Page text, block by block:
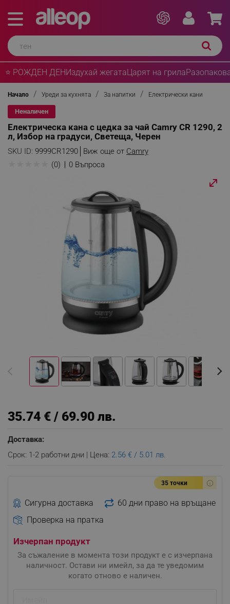
⭐ РОЖДЕН ДЕНИздухай жегатаЦарят на грила
Начало Уреди за кухнята За напитки Електрически кани
Неналичен
Електрическа кана с цедка за чай Camry CR 1290, 2
л, Избор на градуси, Светеща, Черен
SKU ID: 9999CR1290 Виж още от Camry
(0) 0 Въпроса
35.74 € / 69.90 лв.
Доставка:
Срок: 1-2 работни дни | Цена: 2.56 € / 5.01 лв.
35 точки
Сигурна доставка
60 дни право на връщане
Проверка на пратка
Изчерпан продукт
За съжаление в момента този продукт е с изчерпана
наличност. Остави ни имейл, за да те уведомим
когато отново е наличен.